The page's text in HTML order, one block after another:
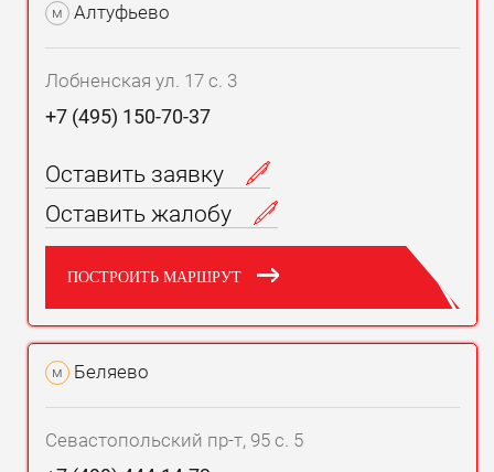
м Алтуфьево
Лобненская ул. 17 с. 3
+7 (495) 150-70-37
Оставить заявку
Оставить жалобу
ПОСТРОИТЬ МАРШРУТ
м Беляево
Севастопольский пр-т, 95 с. 5